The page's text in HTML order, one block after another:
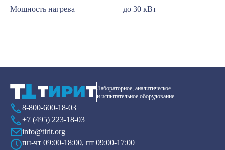
Мощность нагрева до 30 кВт
Лабораторное, аналитическое
и испытательное оборудование
8-800-600-18-03
+7 (495) 223-18-03
info@tirit.org
пн-чт 09:00-18:00, пт 09:00-17:00